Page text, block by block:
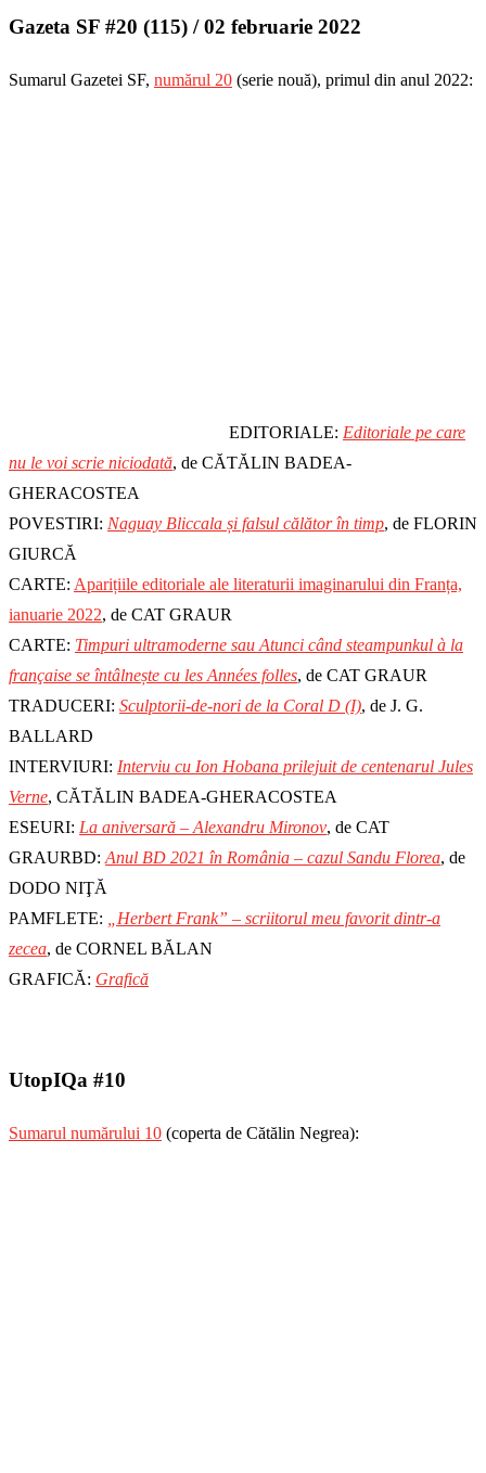
Gazeta SF #20 (115) / 02 februarie 2022
Sumarul Gazetei SF, numărul 20 (serie nouă), primul din anul 2022:
EDITORIALE: Editoriale pe care
nu le voi scrie niciodată, de CĂTĂLIN BADEA-
GHERACOSTEA
POVESTIRI: Naguay Bliccala și falsul călător în timp, de FLORIN
GIURCĂ
CARTE: Aparițiile editoriale ale literaturii imaginarului din Franța,
ianuarie 2022, de CAT GRAUR
CARTE: Timpuri ultramoderne sau Atunci când steampunkul à la
française se întâlnește cu les Années folles, de CAT GRAUR
TRADUCERI: Sculptorii-de-nori de la Coral D (I), de J. G.
BALLARD
INTERVIURI: Interviu cu Ion Hobana prilejuit de centenarul Jules
Verne, CĂTĂLIN BADEA-GHERACOSTEA
ESEURI: La aniversară – Alexandru Mironov, de CAT
GRAURBD: Anul BD 2021 în România – cazul Sandu Florea, de
DODO NIŢĂ
PAMFLETE:
„Herbert Frank” – scriitorul meu favorit dintr-a
zecea, de CORNEL BĂLAN
GRAFICĂ: Grafică
UtopIQa #10
Sumarul numărului 10 (coperta de Cătălin Negrea):